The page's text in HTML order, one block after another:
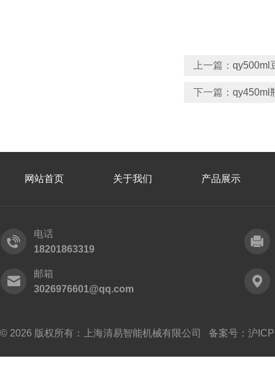
上一篇： qy500ml
下一篇： qy450ml
网站首页 关于我们 产品展示
电话
18201863319
邮箱
3026976601@qq.com
© 2026 版权所有：上海清易智能机械有限公司 备案号： 沪